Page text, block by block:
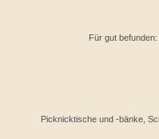
Für gut
Picknicktische und -bänke,